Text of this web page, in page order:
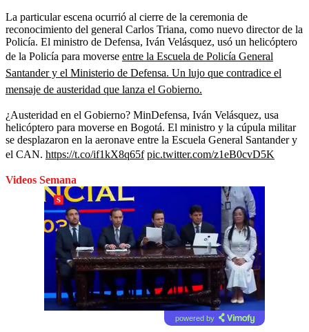
La particular escena ocurrió al cierre de la ceremonia de
reconocimiento del general Carlos Triana, como nuevo director de la
Policía. El ministro de Defensa, Iván Velásquez, usó un helicóptero
de la Policía para moverse entre la Escuela de Policía General
Santander y el Ministerio de Defensa. Un lujo que contradice el
mensaje de austeridad que lanza el Gobierno.
¿Austeridad en el Gobierno? MinDefensa, Iván Velásquez, usa
helicóptero para moverse en Bogotá. El ministro y la cúpula militar
se desplazaron en la aeronave entre la Escuela General Santander y
el CAN. https://t.co/if1kX8q65f pic.twitter.com/z1eB0cvD5K
Videos Semana
powered by